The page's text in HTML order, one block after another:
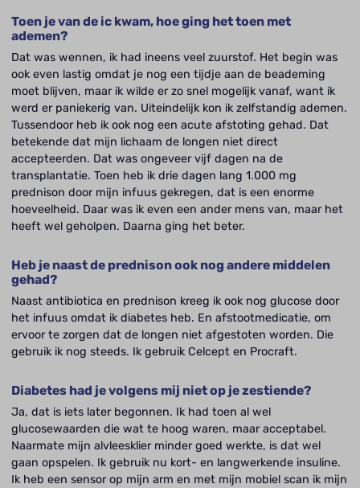
Toen je van de ic kwam, hoe ging het toen met
ademen?
Dat was wennen, ik had ineens veel zuurstof. Het begin was
ook even lastig omdat je nog een tijdje aan de beademing
moet blijven, maar ik wilde er zo snel mogelijk vanaf, want ik
werd er paniekerig van. Uiteindelijk kon ik zelfstandig ademen.
Tussendoor heb ik ook nog een acute afstoting gehad. Dat
betekende dat mijn lichaam de longen niet direct
accepteerden. Dat was ongeveer vijf dagen na de
transplantatie. Toen heb ik drie dagen lang 1.000 mg
prednison door mijn infuus gekregen, dat is een enorme
hoeveelheid. Daar was ik even een ander mens van, maar het
heeft wel geholpen. Daarna ging het beter.
Heb je naast de prednison ook nog andere middelen
gehad?
Naast antibiotica en prednison kreeg ik ook nog glucose door
het infuus omdat ik diabetes heb. En afstootmedicatie, om
ervoor te zorgen dat de longen niet afgestoten worden. Die
gebruik ik nog steeds. Ik gebruik Celcept en Procraft.
Diabetes had je volgens mij niet op je zestiende?
Ja, dat is iets later begonnen. Ik had toen al wel
glucosewaarden die wat te hoog waren, maar acceptabel.
Naarmate mijn alvleesklier minder goed werkte, is dat wel
gaan opspelen. Ik gebruik nu kort- en langwerkende insuline.
Ik heb een sensor op mijn arm en met mijn mobiel scan ik mijn